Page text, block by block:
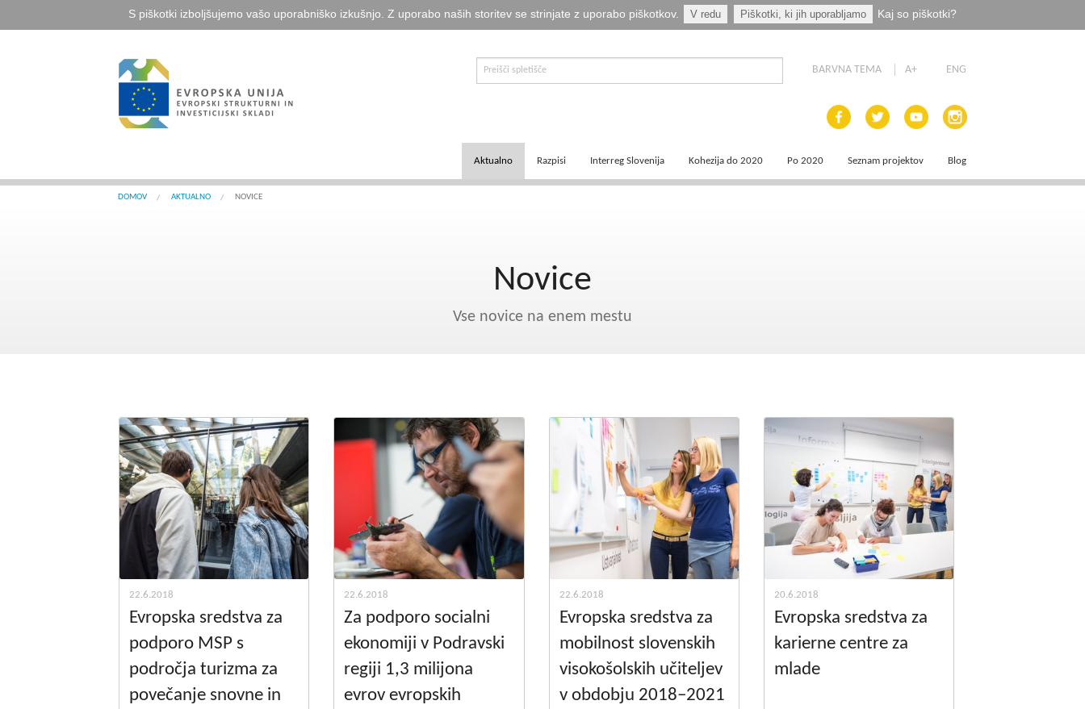
S piškotki izboljšujemo vašo uporabniško izkušnjo. Z uporabo naših storitev se strinjate z uporabo piškotkov. V redu Piškotki, ki jih uporabljamo Kaj so piškotki?
BARVNA TEMA A+ ENG
Aktualno
Logotipi
EU projekt, moj projekt
Fotogalerija in videi
COVID19
Road Trip po Sloveniji
Ekošola
Razpisi
Napovedani razpisi
Interreg Slovenija Kohezija do 2020
Kohezija do 2013
Po 2020 Seznam projektov Blog
DOMOV AKTUALNO NOVICE
Novice
Vse novice na enem mestu
22.6.2018
Evropska sredstva za
podporo MSP s
področja turizma za
povečanje snovne in
22.6.2018
Za podporo socialni
ekonomiji v Podravski
regiji 1,3 milijona
evrov evropskih
22.6.2018
Evropska sredstva za
mobilnost slovenskih
visokošolskih učiteljev
v obdobju 2018–2021
20.6.2018
Evropska sredstva za
karierne centre za
mlade